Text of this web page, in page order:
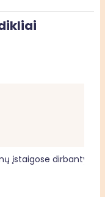
įstaigose dirbantys